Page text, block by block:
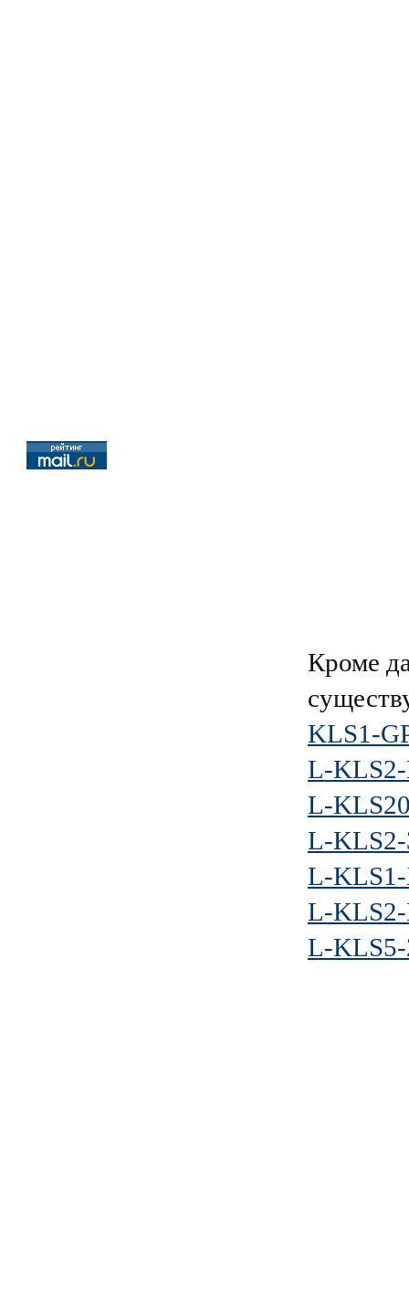
Кроме
KLS1-
L-
L-
L-KLS2-
L-
L-
L-